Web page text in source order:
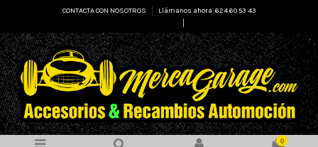
CONTACTA CON NOSOTROS
Llámanos ahora: 624 60 53 43
0